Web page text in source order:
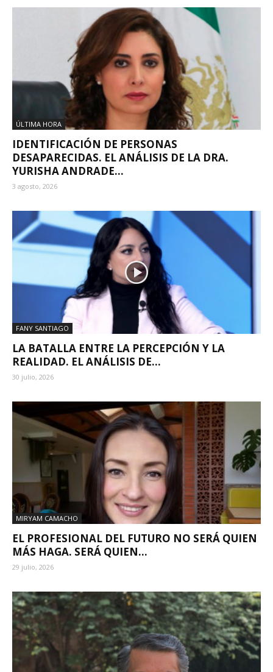
ÚLTIMA HORA
IDENTIFICACIÓN DE PERSONAS
DESAPARECIDAS. EL ANÁLISIS DE LA DRA.
YURISHA ANDRADE...
3 agosto, 2026
FANY SANTIAGO
LA BATALLA ENTRE LA PERCEPCIÓN Y LA
REALIDAD. EL ANÁLISIS DE...
30 julio, 2026
MIRYAM CAMACHO
EL PROFESIONAL DEL FUTURO NO SERÁ QUIEN
MÁS HAGA. SERÁ QUIEN...
29 julio, 2026